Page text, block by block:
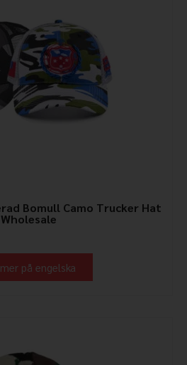
Bomull Camo Trucker Hat
Wholesale
på engelska